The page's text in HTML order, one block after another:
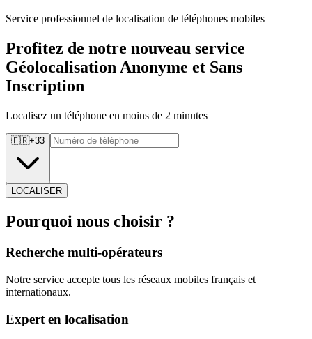
Service professionnel de localisation de téléphones mobiles
Profitez de notre nouveau service
Géolocalisation Anonyme et Sans
Inscription
Localisez un téléphone en moins de 2 minutes
🇫🇷+33
LOCALISER
Pourquoi nous choisir ?
Recherche multi-opérateurs
Notre service accepte tous les réseaux mobiles français et
internationaux.
Expert en localisation